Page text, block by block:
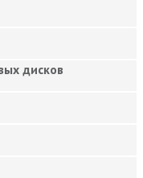
дисков